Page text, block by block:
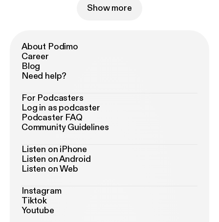
Show more
About Podimo
Career
Blog
Need help?
For Podcasters
Log in as podcaster
Podcaster FAQ
Community Guidelines
Listen on iPhone
Listen on Android
Listen on Web
Instagram
Tiktok
Youtube